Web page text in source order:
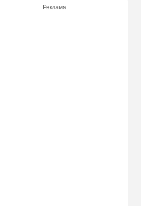
Реклама